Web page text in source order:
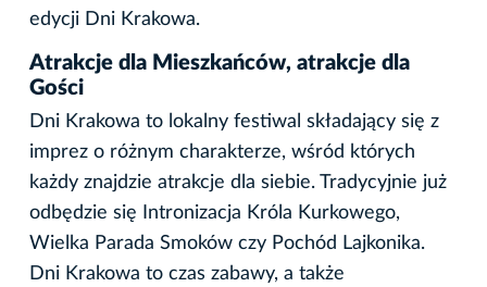
edycji Dni Krakowa.
Atrakcje dla Mieszkańców, atrakcje dla
Gości
Dni Krakowa to lokalny festiwal składający się z
imprez o różnym charakterze, wśród których
każdy znajdzie atrakcje dla siebie. Tradycyjnie już
odbędzie się Intronizacja Króla Kurkowego,
Wielka Parada Smoków czy Pochód Lajkonika.
Dni Krakowa to czas zabawy, a także